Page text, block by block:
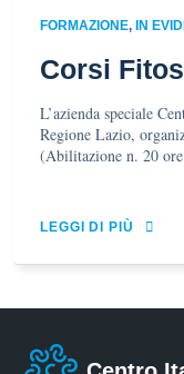
FORMAZIONE, IN
Corsi
L’azienda speciale
Regione Lazio,
(Abilitazione n. 20
LEGGI DI PIÙ